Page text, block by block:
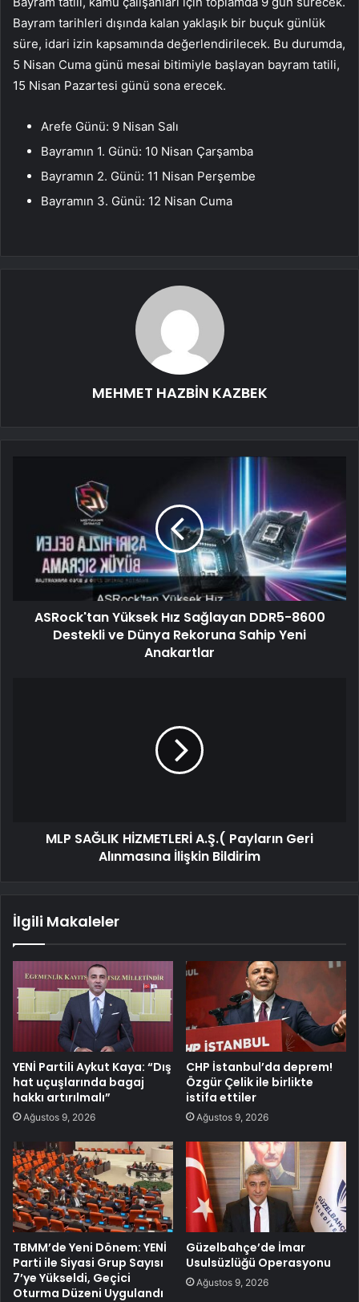
Bayram tarihleri dışında kalan yaklaşık bir buçuk günlük
süre, idari izin kapsamında değerlendirilecek. Bu durumda,
5 Nisan Cuma günü mesai bitimiyle başlayan bayram tatili,
15 Nisan Pazartesi günü sona erecek.
Arefe Günü: 9 Nisan Salı
Bayramın 1. Günü: 10 Nisan Çarşamba
Bayramın 2. Günü: 11 Nisan Perşembe
Bayramın 3. Günü: 12 Nisan Cuma
MEHMET HAZBİN KAZBEK
ASRock'tan Yüksek Hız Sağlayan DDR5-8600
Destekli ve Dünya Rekoruna Sahip Yeni
Anakartlar
MLP SAĞLIK HİZMETLERİ A.Ş.( Payların Geri
Alınmasına İlişkin Bildirim
İlgili Makaleler
YENİ Partili Aykut Kaya: “Dış
hat uçuşlarında bagaj
hakkı artırılmalı”
Ağustos 9, 2026
CHP İstanbul’da deprem!
Özgür Çelik ile birlikte
istifa ettiler
Ağustos 9, 2026
TBMM’de Yeni Dönem: YENİ
Parti ile Siyasi Grup Sayısı
7’ye Yükseldi, Geçici
Oturma Düzeni Uygulandı
Güzelbahçe’de İmar
Usulsüzlüğü Operasyonu
Ağustos 9, 2026